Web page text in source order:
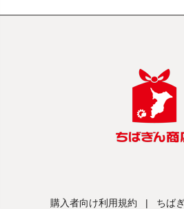
購入者向け利用規約 | ちば